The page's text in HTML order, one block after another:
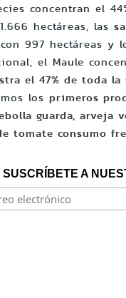
concentran el
hectáreas, las
con 997 hectáreas
el Maule
el 47% de toda
losprimeros
guarda, arveja
tomate consumo
SUSCRÍBETE A